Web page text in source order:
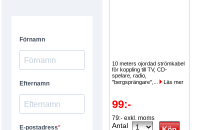
10 meters ojordad strömkabel
för koppling till TV, CD-
spelare, radio,
"bergsprängare",...
Läs mer
99:-
79:- exkl. moms
Antal